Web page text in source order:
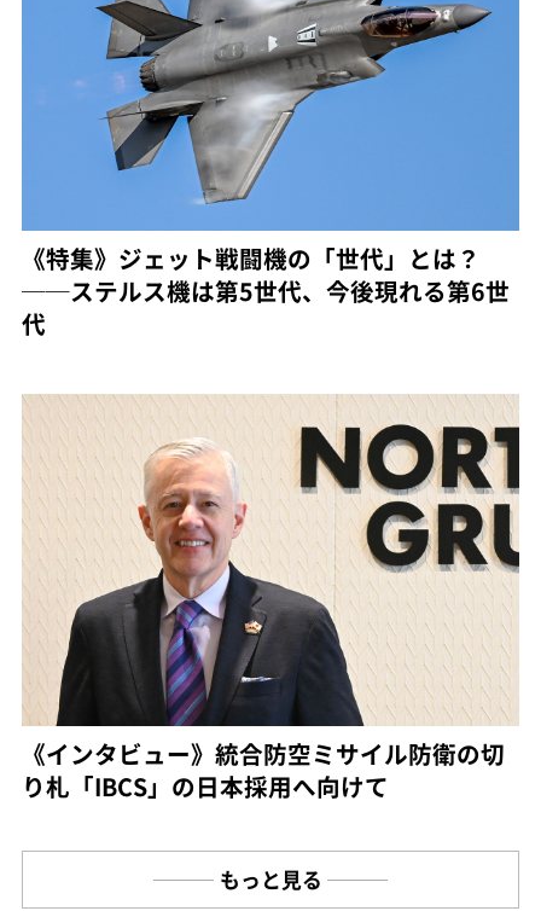
《特集》ジェット戦闘機の「世代」とは？
──ステルス機は第5世代、今後現れる第6世
代
《インタビュー》統合防空ミサイル防衛の切
り札「IBCS」の日本採用へ向けて
もっと見る